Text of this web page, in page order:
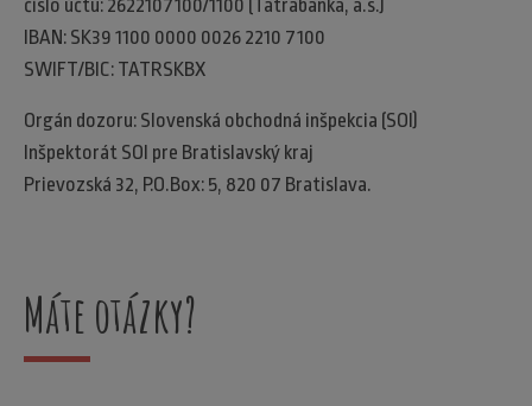
číslo účtu: 2622107100/1100 (Tatrabanka, a.s.)
IBAN: SK39 1100 0000 0026 2210 7100
SWIFT/BIC: TATRSKBX
Orgán dozoru: Slovenská obchodná inšpekcia (SOI)​
Inšpektorát SOI pre Bratislavský kraj​
Prievozská 32, P.O.Box: 5, 820 07 Bratislava.
Máte otázky?